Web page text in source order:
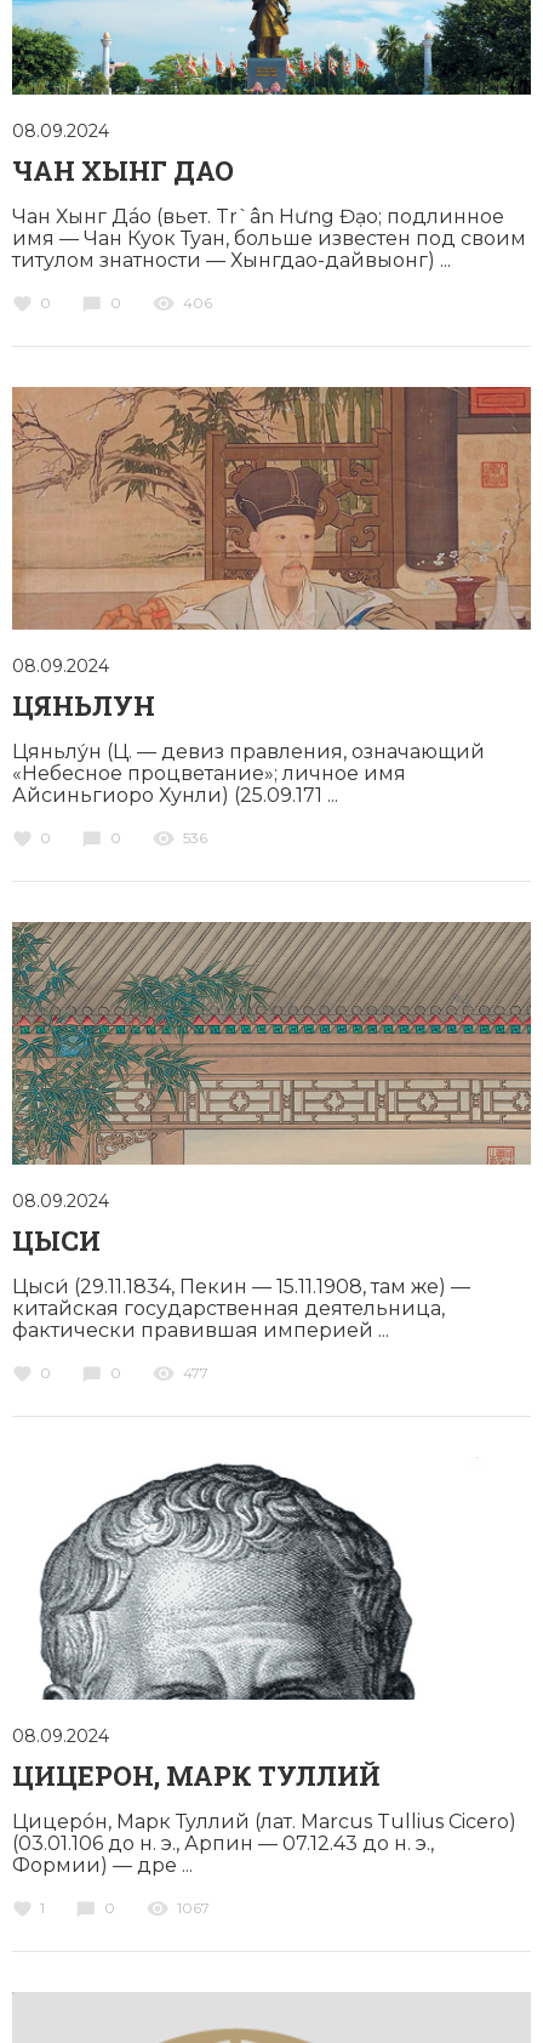
08.09.2024
ЧАН ХЫНГ ДАО
Чан Хынг Дáо (вьет. Tr`ân Hưng Đạo; подлинное
имя — Чан Куок Туан, больше известен под своим
титулом знатности — Хынгдао-дайвыонг) ...
0 0 406
08.09.2024
ЦЯНЬЛУН
Цяньлу́н (Ц. — девиз правления, означающий
«Небесное процветание»; личное имя
Айсиньгиоро Хунли) (25.09.171 ...
0 0 536
08.09.2024
ЦЫСИ
Цыси́ (29.11.1834, Пекин — 15.11.1908, там же) —
китайская государственная деятельница,
фактически правившая империей ...
0 0 477
08.09.2024
ЦИЦЕРОН, МАРК ТУЛЛИЙ
Цицерóн, Марк Туллий (лат. Marcus Tullius Cicero)
(03.01.106 до н. э., Арпин — 07.12.43 до н. э.,
Формии) — дре ...
1 0 1067